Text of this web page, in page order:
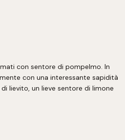
con sentore di pompelmo. In
con una interessante sapidità
lievito, un lieve sentore di limone